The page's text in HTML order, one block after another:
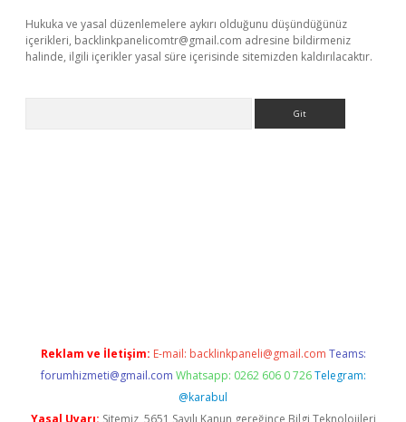
Hukuka ve yasal düzenlemelere aykırı olduğunu düşündüğünüz
içerikleri, backlinkpanelicomtr@gmail.com adresine bildirmeniz
halinde, ilgili içerikler yasal süre içerisinde sitemizden kaldırılacaktır.
Reklam ve İletişim: E-mail: backlinkpaneli@gmail.com Teams:
forumhizmeti@gmail.com Whatsapp: 0262 606 0 726 Telegram:
@karabul
Yasal Uyarı: Sitemiz, 5651 Sayılı Kanun gereğince Bilgi Teknolojileri